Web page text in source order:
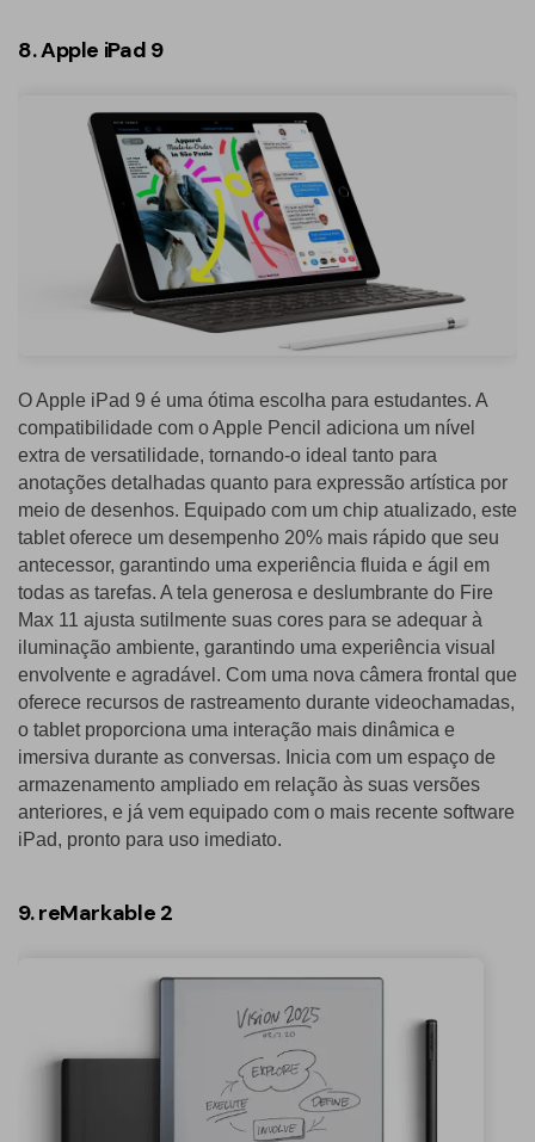
8. Apple iPad 9
O Apple iPad 9 é uma ótima escolha para estudantes. A
compatibilidade com o Apple Pencil adiciona um nível
extra de versatilidade, tornando-o ideal tanto para
anotações detalhadas quanto para expressão artística por
meio de desenhos. Equipado com um chip atualizado, este
tablet oferece um desempenho 20% mais rápido que seu
antecessor, garantindo uma experiência fluida e ágil em
todas as tarefas. A tela generosa e deslumbrante do Fire
Max 11 ajusta sutilmente suas cores para se adequar à
iluminação ambiente, garantindo uma experiência visual
envolvente e agradável. Com uma nova câmera frontal que
oferece recursos de rastreamento durante videochamadas,
o tablet proporciona uma interação mais dinâmica e
imersiva durante as conversas. Inicia com um espaço de
armazenamento ampliado em relação às suas versões
anteriores, e já vem equipado com o mais recente software
iPad, pronto para uso imediato.
9. reMarkable 2